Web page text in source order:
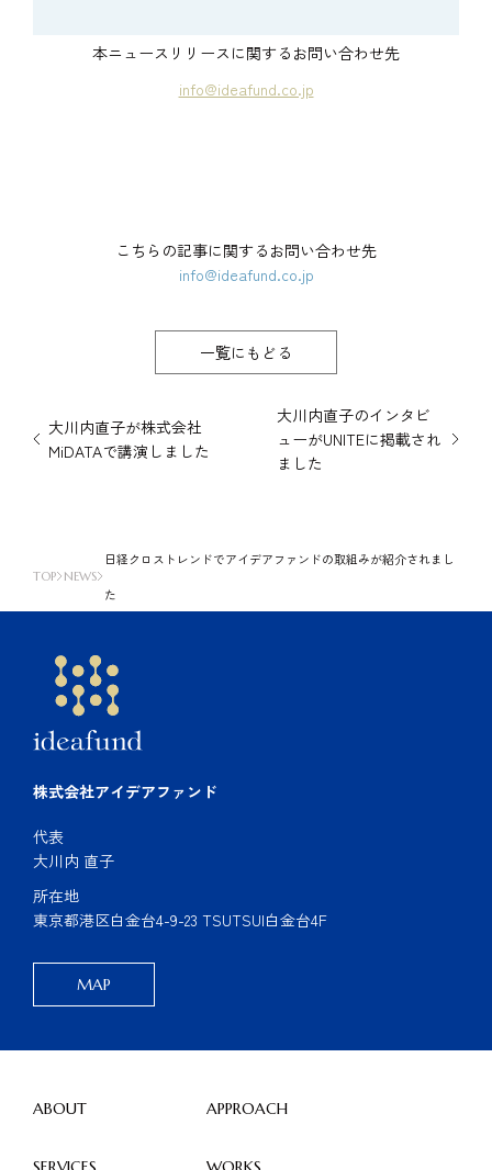
本ニュースリリースに関するお問い合わせ先
info@ideafund.co.jp
こちらの記事に関するお問い合わせ先
info@ideafund.co.jp
一覧にもどる
大川内直子が株式会社
MiDATAで講演しました
大川内直子のインタビ
ューがUNITEに掲載され
ました
TOP NEWS
日経クロストレンドでアイデアファンドの取組みが紹介されまし
た
株式会社アイデアファンド
代表
大川内 直子
所在地
東京都港区白金台4-9-23 TSUTSUI白金台4F
MAP
ABOUT APPROACH